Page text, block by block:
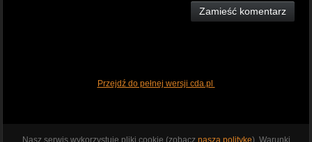
Zamieść komentarz
Przejdź do pełnej wersji cda.pl
Nasz serwis wykorzystuje pliki cookie (zobacz naszą politykę). Warunki